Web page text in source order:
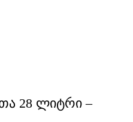
28 ლიტრი –